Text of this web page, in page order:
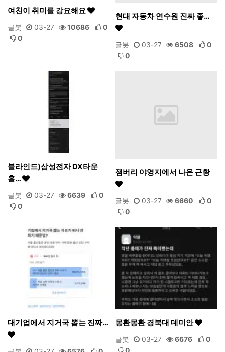
여친이 취미를 강요해요
글봇 03-27 10686
0
0
현대 자동차 연수원 진짜 좋…
글봇 03-27 6508
0
0
블라인드)삼성전자 DX타운
홀…
글봇 03-27 6639
0
0
잼버리 야영지에서 나온 근황
글봇 03-27 6660
0
0
대기업에서 지거국 뽑는 진짜… 몽환몽환 경북대 데미안
글봇 03-27 6676
0